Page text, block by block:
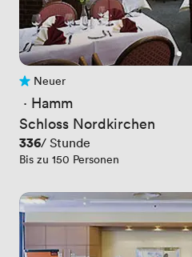
Noch keine Bewertungen
Neuer
· Hamm
Schloss Nordkirchen
Preis
336/ Stunde
Bis zu 150 Personen